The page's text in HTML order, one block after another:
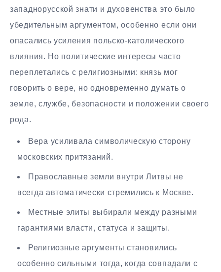
западнорусской знати и духовенства это было
убедительным аргументом, особенно если они
опасались усиления польско-католического
влияния. Но политические интересы часто
переплетались с религиозными: князь мог
говорить о вере, но одновременно думать о
земле, службе, безопасности и положении своего
рода.
Вера усиливала символическую сторону
московских притязаний.
Православные земли внутри Литвы не
всегда автоматически стремились к Москве.
Местные элиты выбирали между разными
гарантиями власти, статуса и защиты.
Религиозные аргументы становились
особенно сильными тогда, когда совпадали с